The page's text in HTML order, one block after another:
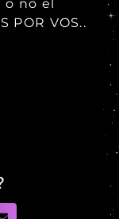
no el
POR VOS..